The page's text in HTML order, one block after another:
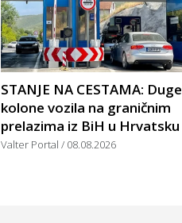
STANJE NA CESTAMA: Duge
kolone vozila na graničnim
prelazima iz BiH u Hrvatsku
Valter Portal 08.08.2026